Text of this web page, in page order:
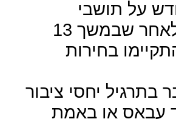
על תושבי
השטחים לאחר שבמשך 13
בחירות
בתרגיל יחסי ציבור
עבאס או באמת